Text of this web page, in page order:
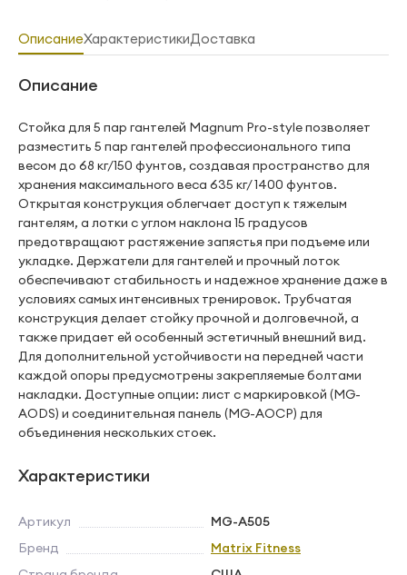
ОписаниеХарактеристикиДоставка
Описание
Стойка для 5 пар гантелей Magnum Pro-style позволяет
разместить 5 пар гантелей профессионального типа
весом до 68 кг/150 фунтов, создавая пространство для
хранения максимального веса 635 кг/ 1400 фунтов.
Открытая конструкция облегчает доступ к тяжелым
гантелям, а лотки с углом наклона 15 градусов
предотвращают растяжение запястья при подъеме или
укладке. Держатели для гантелей и прочный лоток
обеспечивают стабильность и надежное хранение даже в
условиях самых интенсивных тренировок. Трубчатая
конструкция делает стойку прочной и долговечной, а
также придает ей особенный эстетичный внешний вид.
Для дополнительной устойчивости на передней части
каждой опоры предусмотрены закрепляемые болтами
накладки. Доступные опции: лист с маркировкой (MG-
AODS) и соединительная панель (MG-AOCP) для
объединения нескольких стоек.
Характеристики
Артикул
MG-A505
Бренд
Matrix Fitness